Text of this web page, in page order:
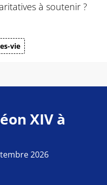
à soutenir ?
vie
XIV à
2026